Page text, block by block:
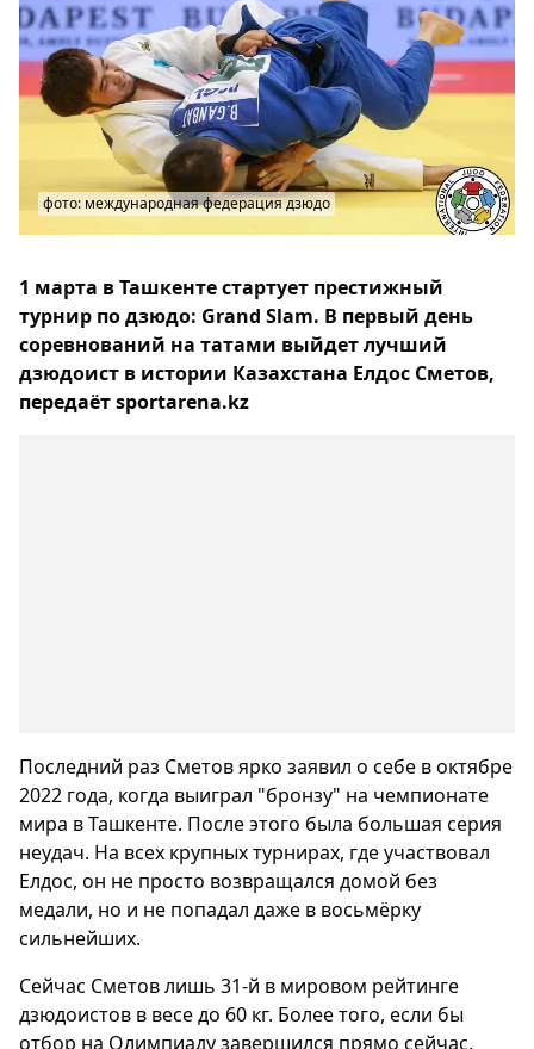
фото: международная федерация дзюдо
1 марта в Ташкенте стартует престижный
турнир по дзюдо: Grand Slam. В первый день
соревнований на татами выйдет лучший
дзюдоист в истории Казахстана Елдос Сметов,
передаёт sportarena.kz
Последний раз Сметов ярко заявил о себе в октябре
2022 года, когда выиграл "бронзу" на чемпионате
мира в Ташкенте. После этого была большая серия
неудач. На всех крупных турнирах, где участвовал
Елдос, он не просто возвращался домой без
медали, но и не попадал даже в восьмёрку
сильнейших.
Сейчас Сметов лишь 31-й в мировом рейтинге
дзюдоистов в весе до 60 кг. Более того, если бы
отбор на Олимпиаду завершился прямо сейчас,